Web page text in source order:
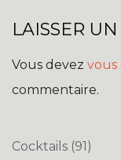
LAISSER
Vous devez vous
commentaire.
Cocktails (91)